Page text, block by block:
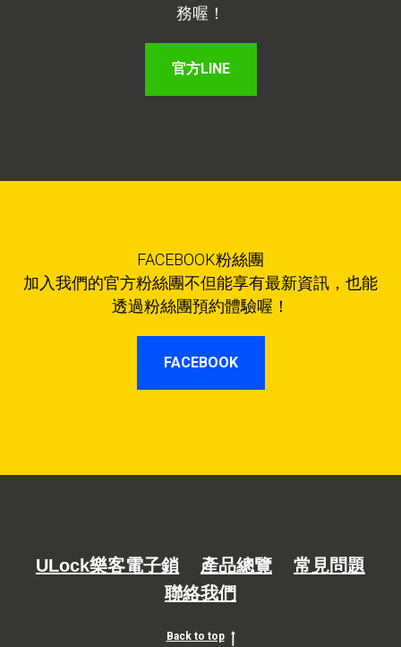
務喔！
官方LINE
FACEBOOK粉絲團
加入我們的官方粉絲團不但能享有最新資訊，也能
透過粉絲團預約體驗喔！
FACEBOOK
ULock樂客電子鎖 產品總覽
常見問題
聯絡我們
Back to top